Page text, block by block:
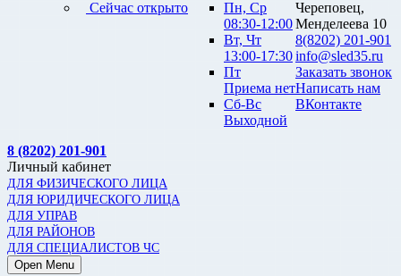
Сейчас открыто
Пн, Ср
08:30-12:00
Вт, Чт
13:00-17:30
Пт
Приема нет
Сб-Вс
Выходной
Череповец,
Менделеева 10
8(8202) 201-901
info@sled35.ru
Заказать звонок
Написать нам
ВКонтакте
8 (8202) 201-901
Личный кабинет
ДЛЯ ФИЗИЧЕСКОГО ЛИЦА
ДЛЯ ЮРИДИЧЕСКОГО ЛИЦА
ДЛЯ УПРАВ
ДЛЯ РАЙОНОВ
ДЛЯ СПЕЦИАЛИСТОВ ЧС
Open Menu